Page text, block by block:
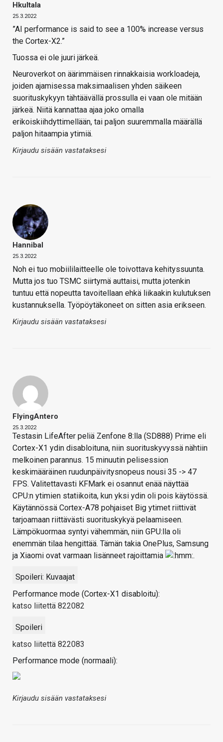
Hkultala
25.3.2022
”AI performance is said to see a 100% increase versus
the Cortex-X2.”
Tuossa ei ole juuri järkeä.
Neuroverkot on äärimmäisen rinnakkaisia workloadeja,
joiden ajamisessa maksimaalisen yhden säikeen
suorituskykyyn tähtäävällä prossulla ei vaan ole mitään
järkeä. Niitä kannattaa ajaa joko omalla
erikoiskiihdyttimellään, tai paljon suuremmalla määrällä
paljon hitaampia ytimiä.
Kirjaudu sisään vastataksesi
Hannibal
25.3.2022
Noh ei tuo mobiililaitteelle ole toivottava kehityssuunta.
Mutta jos tuo TSMC siirtymä auttaisi, mutta jotenkin
tuntuu että nopeutta tavoitellaan ehkä liikaakin kulutuksen
kustannuksella. Työpöytäkoneet on sitten asia erikseen.
Kirjaudu sisään vastataksesi
FlyingAntero
25.3.2022
Testasin LifeAfter peliä Zenfone 8:lla (SD888) Prime eli
Cortex-X1 ydin disabloituna, niin suorituskyvyssä nähtiin
melkoinen parannus. 15 minuutin pelisession
keskimääräinen ruudunpäivitysnopeus nousi 35 -> 47
FPS. Valitettavasti KFMark ei osannut enää näyttää
CPU:n ytimien statiikoita, kun yksi ydin oli pois käytössä.
Käytännössä Cortex-A78 pohjaiset Big ytimet riittivät
tarjoamaan riittävästi suorituskykyä pelaamiseen.
Lämpökuormaa syntyi vähemmän, niin GPU:lla oli
enemmän tilaa hengittää. Tämän takia OnePlus, Samsung
ja Xiaomi ovat varmaan lisänneet rajoittamia
.
Spoileri: Kuvaajat
Performance mode (Cortex-X1 disabloitu):
katso liitettä 822082
Spoileri
katso liitettä 822083
Performance mode (normaali):
Kirjaudu sisään vastataksesi